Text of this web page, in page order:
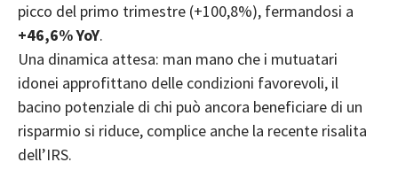
picco del primo trimestre (+100,8%), fermandosi a
+46,6% YoY.
Una dinamica attesa: man mano che i mutuatari
idonei approfittano delle condizioni favorevoli, il
bacino potenziale di chi può ancora beneficiare di un
risparmio si riduce, complice anche la recente risalita
dell’IRS.